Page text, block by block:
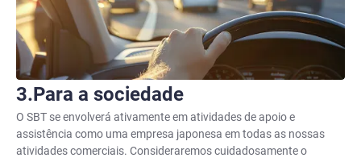
Para a sociedade
O SBT se envolverá ativamente em atividades de apoio e
assistência como uma empresa japonesa em todas as nossas
atividades comerciais. Consideraremos cuidadosamente o